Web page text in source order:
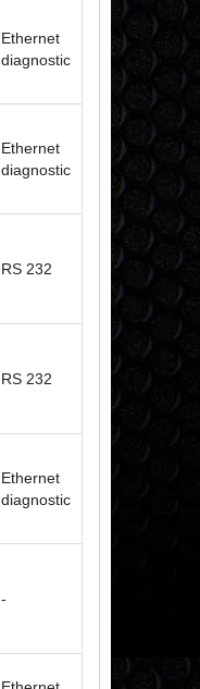
Ethernet
diagnostic
Ethernet
diagnostic
RS 232
RS 232
Ethernet
diagnostic
-